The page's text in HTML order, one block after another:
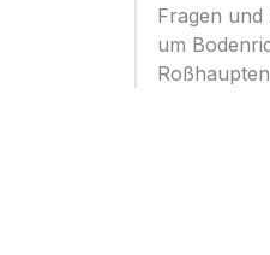
Fragen
um
Roßhaupten